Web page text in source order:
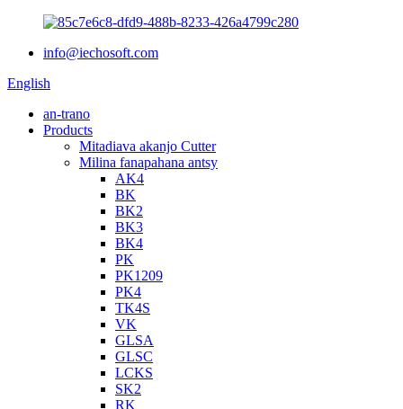
info@iechosoft.com
English
an-trano
Products
Mitadiava akanjo Cutter
Milina fanapahana antsy
AK4
BK
BK2
BK3
BK4
PK
PK1209
PK4
TK4S
VK
GLSA
GLSC
LCKS
SK2
RK